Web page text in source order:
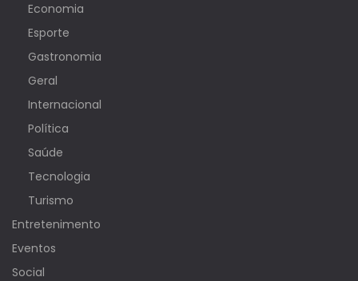
Economia
Esporte
Gastronomia
Geral
Internacional
Política
Saúde
Tecnologia
Turismo
Entretenimento
Eventos
Social